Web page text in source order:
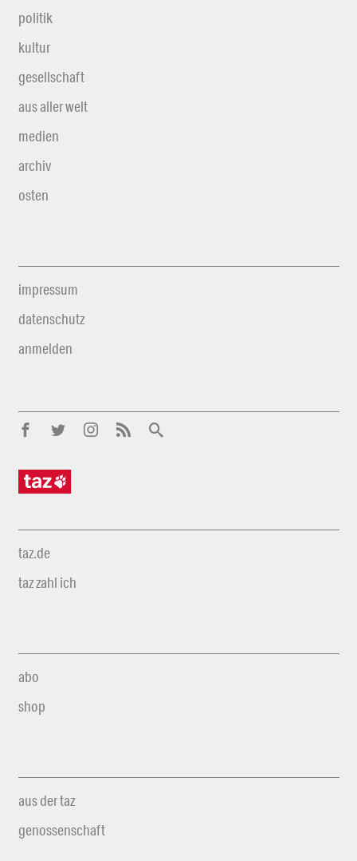
politik
kultur
gesellschaft
aus aller welt
medien
archiv
osten
impressum
datenschutz
anmelden
taz.de
taz zahl ich
abo
shop
aus der taz
genossenschaft